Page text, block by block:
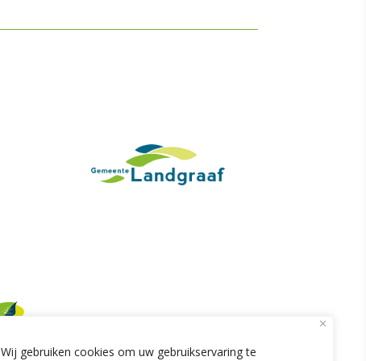
Wij gebruiken cookies om uw gebruikservaring te